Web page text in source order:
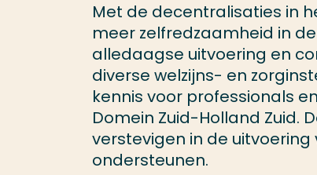
Met de decentralisaties in
meer zelfredzaamheid in
alledaagse uitvoering en
diverse welzijns- en
kennis voor professionals
Domein Zuid-Holland Zuid.
verstevigen in de
ondersteunen.